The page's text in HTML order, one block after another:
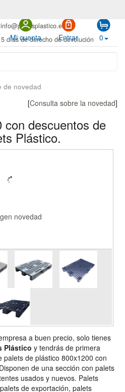
info@paletsplastico.es
días de derecho de devolución
Mi cuenta Entrar 0
de novedad
[Consulta sobre la novedad]
con descuentos de
Plástico.
a buen precio, solo tienes
Plástico y tendrás de primera
de plástico 800x1200 con
Disponen de una sección con palets
usados y nuevos. Palets
de exportación, palets